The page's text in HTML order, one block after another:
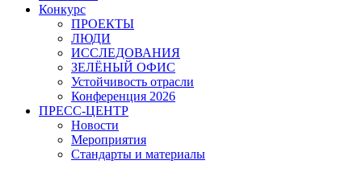
Конкурс
ПРОЕКТЫ
ЛЮДИ
ИССЛЕДОВАНИЯ
ЗЕЛЁНЫЙ ОФИС
Устойчивость отрасли
Конференция 2026
ПРЕСС-ЦЕНТР
Новости
Мероприятия
Стандарты и материалы